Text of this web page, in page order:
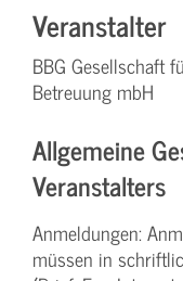
Veranstalter
BBG Gesellschaft
Betreuung mbH
Allgemeine
Veranstalters
Anmeldungen:
müssen in